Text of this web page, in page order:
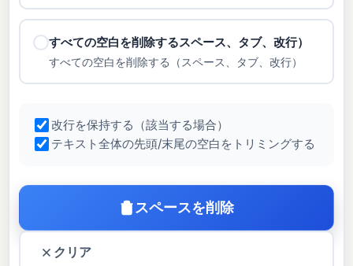
すべての空白を削除するスペース、タブ、改行）
すべての空白を削除する（スペース、タブ、改行）
改行を保持する（該当する場合）
テキスト全体の先頭/末尾の空白をトリミングする
スペースを削除
クリア